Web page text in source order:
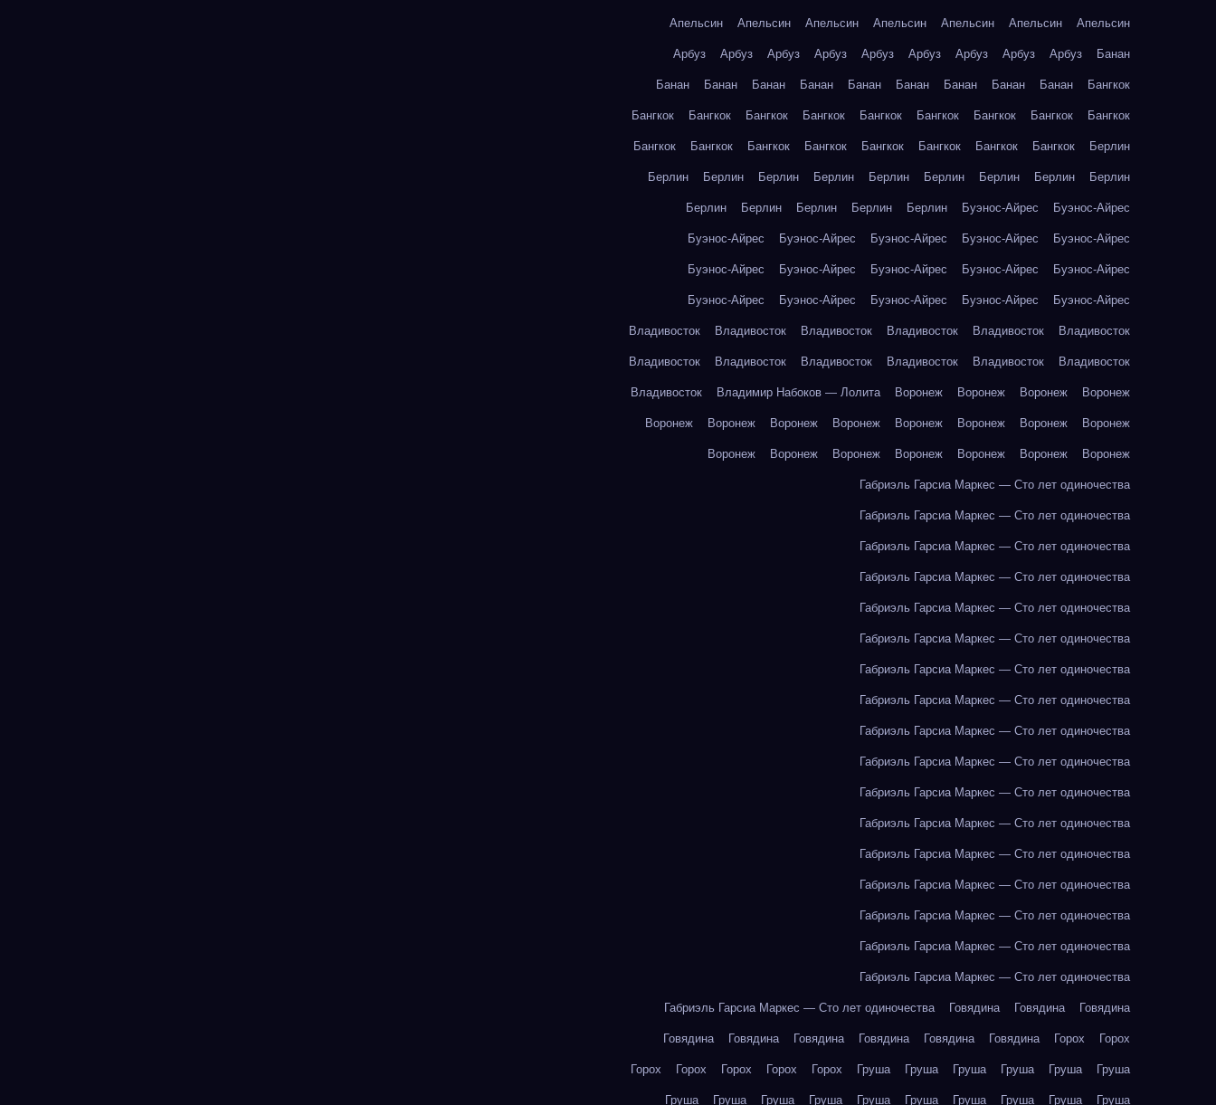
Апельсин Апельсин Апельсин Апельсин Апельсин Апельсин Апельсин
Арбуз Арбуз Арбуз Арбуз Арбуз Арбуз Арбуз Арбуз Арбуз Банан
Банан Банан Банан Банан Банан Банан Банан Банан Банан Бангкок
Бангкок Бангкок Бангкок Бангкок Бангкок Бангкок Бангкок Бангкок Бангкок
Бангкок Бангкок Бангкок Бангкок Бангкок Бангкок Бангкок Бангкок Берлин
Берлин Берлин Берлин Берлин Берлин Берлин Берлин Берлин Берлин
Берлин Берлин Берлин Берлин Берлин Буэнос-Айрес Буэнос-Айрес
Буэнос-Айрес Буэнос-Айрес Буэнос-Айрес Буэнос-Айрес Буэнос-Айрес
Буэнос-Айрес Буэнос-Айрес Буэнос-Айрес Буэнос-Айрес Буэнос-Айрес
Буэнос-Айрес Буэнос-Айрес Буэнос-Айрес Буэнос-Айрес Буэнос-Айрес
Владивосток Владивосток Владивосток Владивосток Владивосток Владивосток
Владивосток Владивосток Владивосток Владивосток Владивосток Владивосток
Владивосток Владимир Набоков — Лолита Воронеж Воронеж Воронеж Воронеж
Воронеж Воронеж Воронеж Воронеж Воронеж Воронеж Воронеж Воронеж
Воронеж Воронеж Воронеж Воронеж Воронеж Воронеж Воронеж
Габриэль Гарсиа Маркес — Сто лет одиночества
Габриэль Гарсиа Маркес — Сто лет одиночества
Габриэль Гарсиа Маркес — Сто лет одиночества
Габриэль Гарсиа Маркес — Сто лет одиночества
Габриэль Гарсиа Маркес — Сто лет одиночества
Габриэль Гарсиа Маркес — Сто лет одиночества
Габриэль Гарсиа Маркес — Сто лет одиночества
Габриэль Гарсиа Маркес — Сто лет одиночества
Габриэль Гарсиа Маркес — Сто лет одиночества
Габриэль Гарсиа Маркес — Сто лет одиночества
Габриэль Гарсиа Маркес — Сто лет одиночества
Габриэль Гарсиа Маркес — Сто лет одиночества
Габриэль Гарсиа Маркес — Сто лет одиночества
Габриэль Гарсиа Маркес — Сто лет одиночества
Габриэль Гарсиа Маркес — Сто лет одиночества
Габриэль Гарсиа Маркес — Сто лет одиночества
Габриэль Гарсиа Маркес — Сто лет одиночества
Габриэль Гарсиа Маркес — Сто лет одиночества Говядина Говядина Говядина
Говядина Говядина Говядина Говядина Говядина Говядина Горох Горох
Горох Горох Горох Горох Горох Груша Груша Груша Груша Груша Груша
Груша Груша Груша Груша Груша Груша Груша Груша Груша Груша